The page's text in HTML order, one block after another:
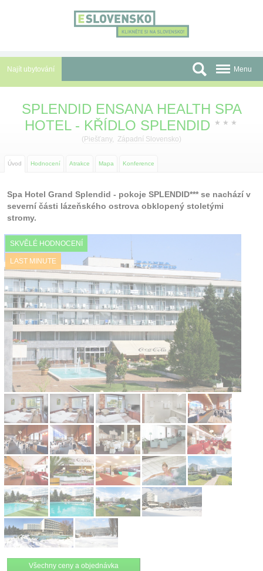
Najít ubytování
Slevy a Last Minute
Před cestou
Atrakce
O nás
Menu
SPLENDID ENSANA HEALTH SPA
HOTEL - KŘÍDLO SPLENDID
★ ★ ★
( Piešťany, Západní Slovensko)
Úvod Hodnocení Atrakce Mapa Konference
Spa Hotel Grand Splendid - pokoje SPLENDID*** se nachází v
severní části lázeňského ostrova obklopený stoletými
stromy.
SKVĚLÉ HODNOCENÍ
LAST MINUTE
Všechny ceny a objednávka